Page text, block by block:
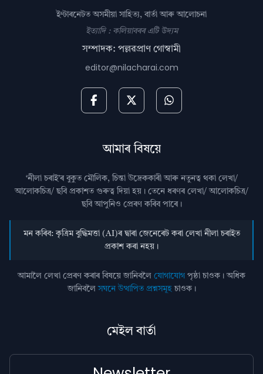
ইণ্টাৰনেটত অসমীয়া সাহিত্য, বাৰ্তা আৰু আলোচনা
ইত্যাদি : কলিয়াবৰৰ এটি উদ্যম
সম্পাদক: পল্লৱপ্ৰাণ গোস্বামী
editor@nilacharai.com
আমাৰ বিষয়ে
‘নীলা চৰাই’ৰ বুকুত মৌলিক, চিন্তা উদ্রেককাৰী আৰু নতুনত্ব থকা লেখা/
আলোকচিত্ৰ/ ছবি প্রকাশত গুৰুত্ব দিয়া হয়। তেনে ধৰণৰ লেখা/ আলোকচিত্ৰ/
ছবি আপুনিও প্রেৰণ কৰিব পাৰে।
মন কৰিব: কৃত্ৰিম বুদ্ধিমত্তা (AI)ৰ দ্বাৰা জেনেৰেট কৰা লেখা নীলা চৰাইত
প্ৰকাশ কৰা নহয়।
আমালৈ লেখা প্ৰেৰণ কৰাৰ বিষয়ে জানিবলৈ যোগাযোগ পৃষ্ঠা চাওক। অধিক
জানিবলৈসঘনে উত্থাপিত প্ৰশ্নসমূহচাওক।
মেইল বাৰ্তা